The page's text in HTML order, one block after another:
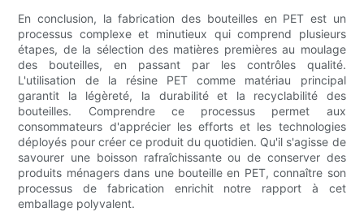
En conclusion, la fabrication des bouteilles en PET est un
processus complexe et minutieux qui comprend plusieurs
étapes, de la sélection des matières premières au moulage
des bouteilles, en passant par les contrôles qualité.
L'utilisation de la résine PET comme matériau principal
garantit la légèreté, la durabilité et la recyclabilité des
bouteilles. Comprendre ce processus permet aux
consommateurs d'apprécier les efforts et les technologies
déployés pour créer ce produit du quotidien. Qu'il s'agisse de
savourer une boisson rafraîchissante ou de conserver des
produits ménagers dans une bouteille en PET, connaître son
processus de fabrication enrichit notre rapport à cet
emballage polyvalent.